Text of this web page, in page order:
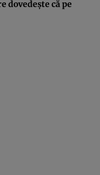
dovedeşte că pe